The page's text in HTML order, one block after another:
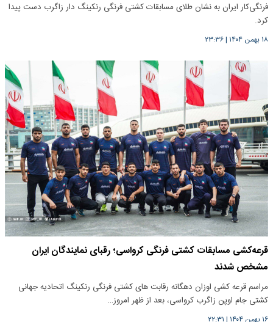
فرنگی‌کار ایران به نشان طلای مسابقات کشتی فرنگی رنکینگ دار زاگرب دست پیدا
کرد.
۱۸ بهمن ۱۴۰۴ |۲۳:۳۶
قرعه‌کشی مسابقات کشتی فرنگی کرواسی؛ رقبای نمایندگان ایران
مشخص شدند
مراسم قرعه کشی اوزان دهگانه رقابت های کشتی فرنگی رنکینگ اتحادیه جهانی
کشتی جام اوپن زاگرب کرواسی، بعد از ظهر امروز…